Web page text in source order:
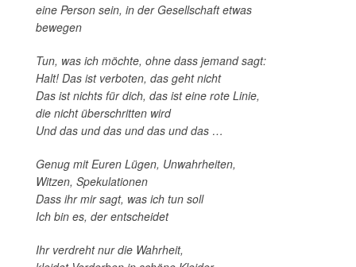
eine Person sein, in der Gesellschaft etwas
bewegen
Tun, was ich möchte, ohne dass jemand sagt:
Halt! Das ist verboten, das geht nicht
Das ist nichts für dich, das ist eine rote Linie,
die nicht überschritten wird
Und das und das und das und das …
Genug mit Euren Lügen, Unwahrheiten,
Witzen, Spekulationen
Dass ihr mir sagt, was ich tun soll
Ich bin es, der entscheidet
Ihr verdreht nur die Wahrheit,